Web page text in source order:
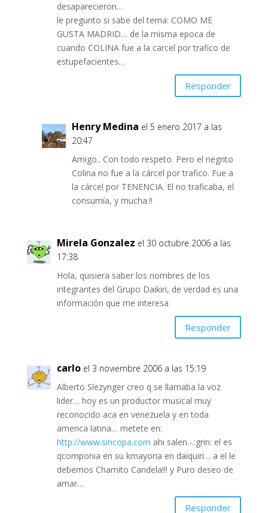
desaparecieron…
le pregunto si sabe del tema: COMO ME
GUSTA MADRID… de la misma epoca de
cuando COLINA fue a la carcel por trafico de
estupefacientes…
Responder
Henry Medina el 5 enero 2017 a las
20:47
Amigo.. Con todo respeto. Pero el negrito
Colina no fue a la cárcel por trafico. Fue a
la cárcel por TENENCIA. El no traficaba, el
consumía, y mucha.!!
Mirela Gonzalez el 30 octubre 2006 a las
17:38
Hola, quisiera saber los nombres de los
integrantes del Grupo Daikiri, de verdad es una
información que me interesa
Responder
carlo el 3 noviembre 2006 a las 15:19
Alberto Slezynger creo q se llamaba la voz
lider… hoy es un productor musical muy
reconocido aca en venezuela y en toda
america latina… metete en:
http://www.sincopa.com ahi salen.-.:grin: el es
qcomponia en su kmayoria en daiquiri… a el le
debemos Chamito Candela!!! y Puro deseo de
amar…
Responder